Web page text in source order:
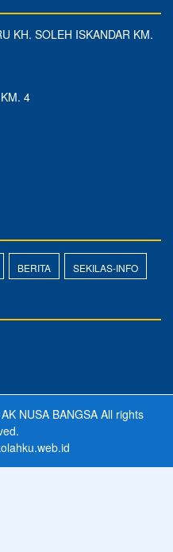
KH. SOLEH ISKANDAR KM.
4
BERITA SEKILAS-INFO
NUSA BANGSAAll rights